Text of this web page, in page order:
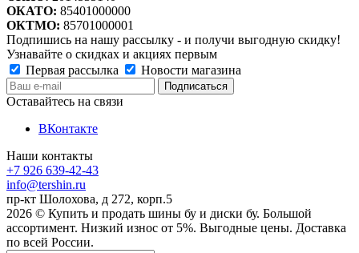
ОКАТО: 85401000000
ОКТМО: 85701000001
Подпишись на нашу рассылку - и получи выгодную скидку!
Узнавайте о скидках и акциях первым
Первая рассылка
Новости магазина
Оставайтесь на связи
ВКонтакте
Наши контакты
+7 926 639-42-43
info@tershin.ru
пр-кт Шолохова, д 272, корп.5
2026 © Купить и продать шины бу и диски бу. Большой
ассортимент. Низкий износ от 5%. Выгодные цены. Доставка
по всей России.